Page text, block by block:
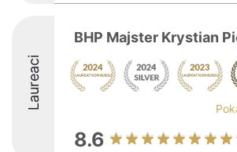
Laureaci
BHP Majster Krystian
8.6